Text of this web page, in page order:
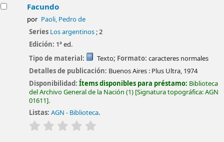
Facundo
por Paoli, Pedro de
Series Los argentinos; 2
Edición: 1ª ed.
Tipo de material:
Texto; Formato: caracteres normales
Detalles de publicación: Buenos Aires : Plus Ultra, 1974
Disponibilidad:Ítems disponibles para préstamo: Biblioteca
del Archivo General de la Nación (1) Signatura topográfica:AGN
01611 .
Listas: AGN - Biblioteca.
valoración